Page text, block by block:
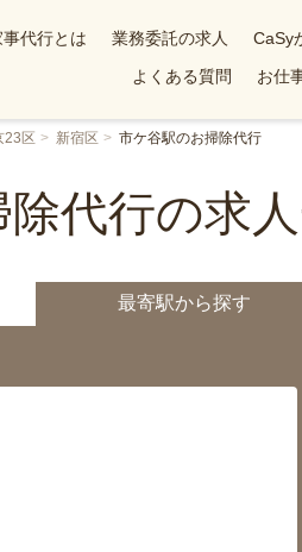
事代行とは 業務委託の求人 CaSy
よくある質問
お仕
23区 新宿区 市ケ谷駅のお掃除代行
代行の求
最寄駅から探す